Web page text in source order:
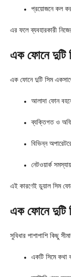
প্রয়োজনে কল
এর ফলে ব্যবহারকারী
এক ফোনে দুটি
এক ফোনে দুটি সিম
আলাদা ফোন
ব্যক্তিগত ও
বিভিন্ন
নেটওয়ার্ক
এই কারণেই ডুয়াল সিম
এক ফোনে দুটি
সুবিধার পাশাপাশি কিছু
একটি সিমে কথা